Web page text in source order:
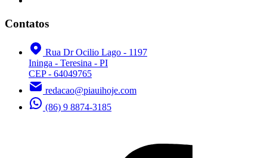
Contatos
Rua Dr Ocilio Lago - 1197
Ininga - Teresina - PI
CEP - 64049765
redacao@piauihoje.com
(86) 9 8874-3185